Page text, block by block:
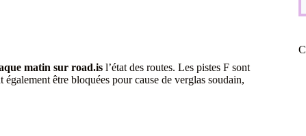
matin sur road.is l’état des routes. Les pistes F sont
être bloquées pour cause de verglas soudain,